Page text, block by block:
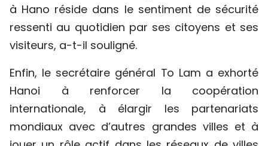
à Hano réside dans le sentiment de sécurité
ressenti au quotidien par ses citoyens et ses
visiteurs, a-t-il souligné.
Enfin, le secrétaire général To Lam a exhorté
Hanoi à renforcer la coopération
internationale, à élargir les partenariats
mondiaux avec d’autres grandes villes et à